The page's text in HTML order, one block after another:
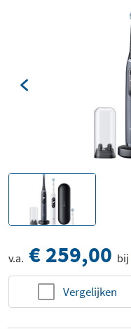
v.a. € 259,00 bij
Vergelijken